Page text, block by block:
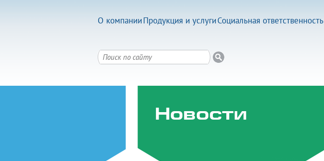
О компанииПродукция и услугиСоциальная ответственность
Новости